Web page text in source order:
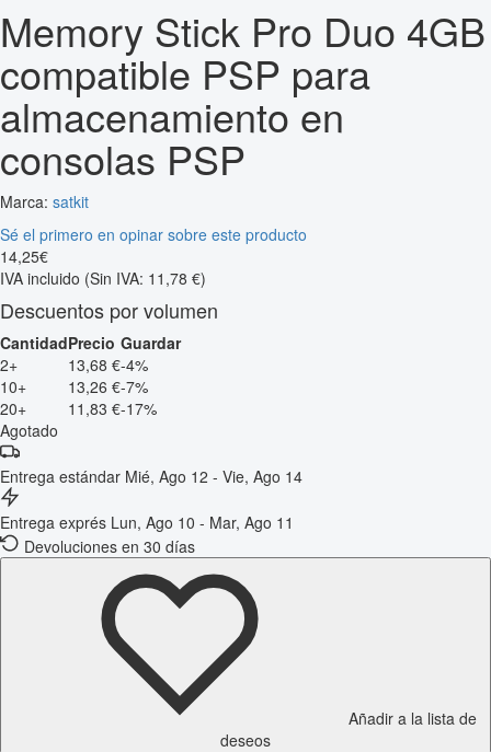
Memory Stick Pro Duo 4GB
compatible PSP para
almacenamiento en
consolas PSP
Marca: satkit
Sé el primero en opinar sobre este producto
14,25€
IVA incluido (Sin IVA: 11,78 €)
Descuentos por volumen
CantidadPrecio Guardar
2+
13,68 €-4%
10+
13,26 €-7%
20+
11,83 €-17%
Agotado
Entrega estándar Mié, Ago 12 - Vie, Ago 14
Entrega exprés Lun, Ago 10 - Mar, Ago 11
Devoluciones en 30 días
Añadir a la lista de
deseos